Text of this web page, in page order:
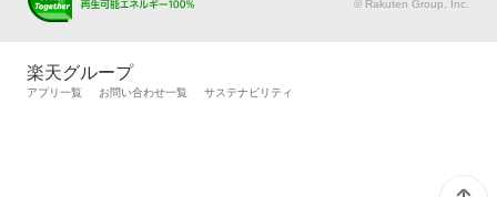
メンテナンス管理
自動車カタログ 自動車保険
© Rakuten Group, Inc.
楽天グループ
アプリ一覧 お問い合わせ一覧 サステナビリティ